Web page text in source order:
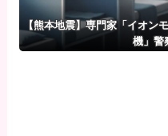
【熊本地震】専門家「イオ
機」警